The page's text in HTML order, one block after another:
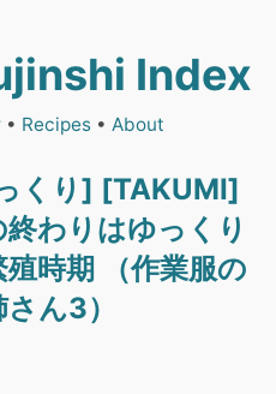
Index
• Recipes• About
くり] [TAKUMI]
終わりはゆっくり
殖時期 （作業服の
ん3）